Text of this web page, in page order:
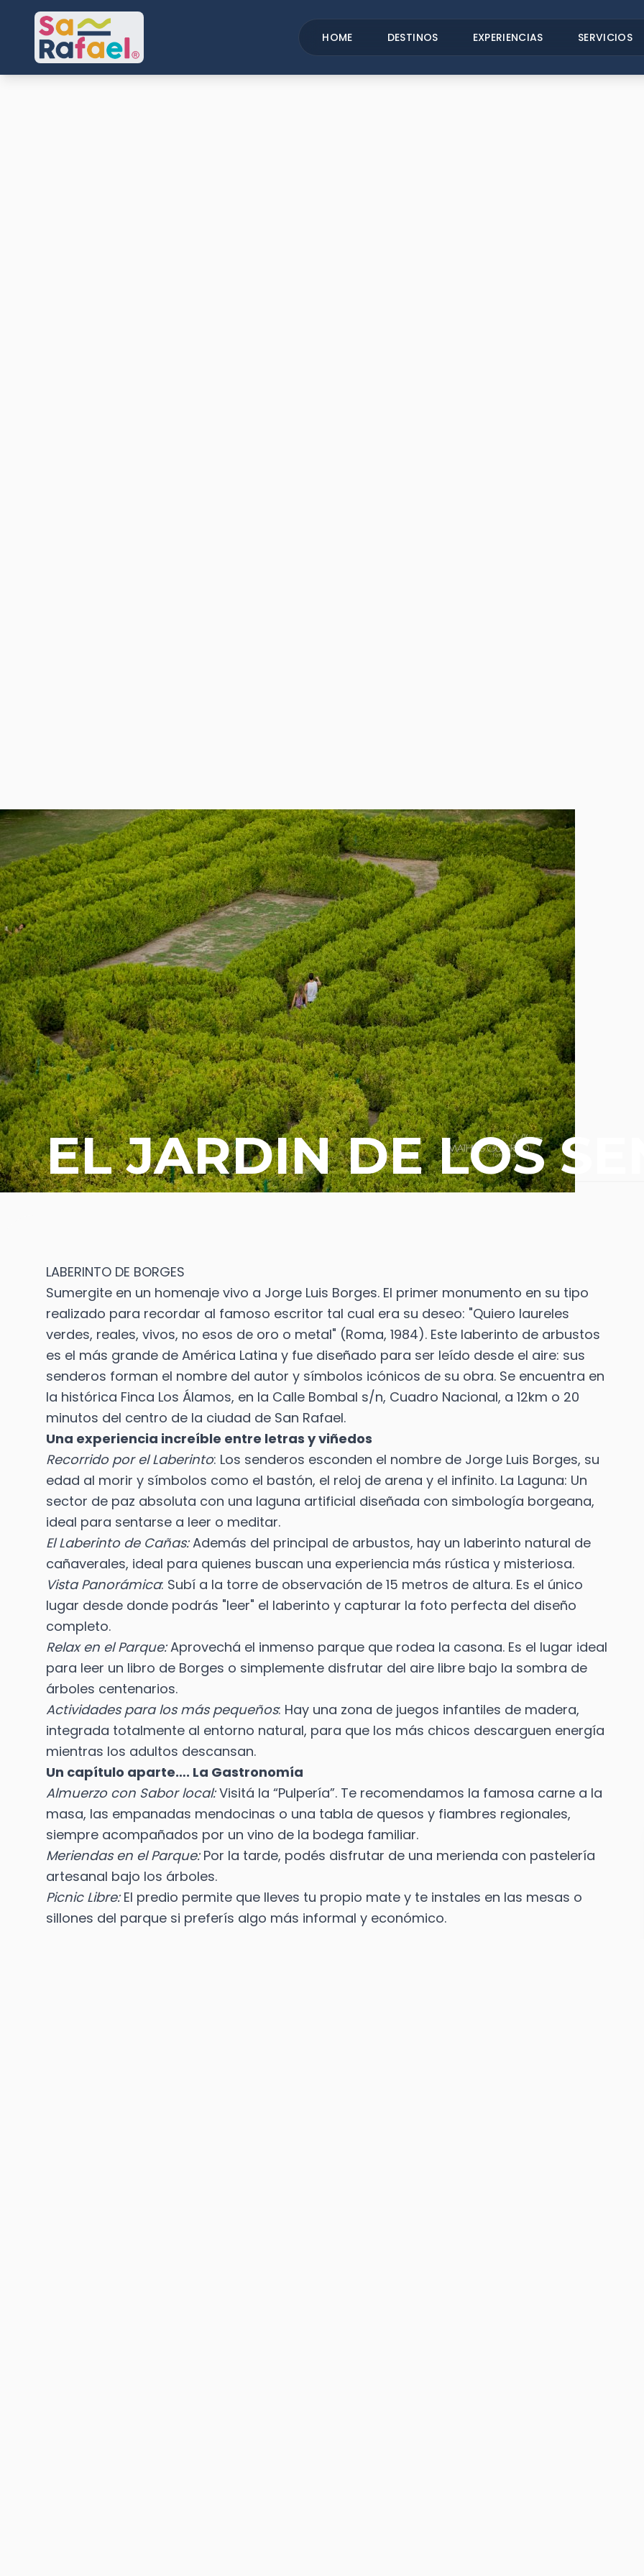
HOME DESTINOS EXPERIENCIAS SERVICIOS
EL JARDIN DE LOS
LABERINTO DE BORGES
Sumergite en un homenaje vivo a Jorge Luis Borges. El primer monumento en su tipo
realizado para recordar al famoso escritor tal cual era su deseo: "Quiero laureles
verdes, reales, vivos, no esos de oro o metal" (Roma, 1984). Este laberinto de arbustos
es el más grande de América Latina y fue diseñado para ser leído desde el aire: sus
senderos forman el nombre del autor y símbolos icónicos de su obra. Se encuentra en
la histórica Finca Los Álamos, en la Calle Bombal s/n, Cuadro Nacional, a 12km o 20
minutos del centro de la ciudad de San Rafael.
Una experiencia increíble entre letras y viñedos
Recorrido por el Laberinto: Los senderos esconden el nombre de Jorge Luis Borges, su
edad al morir y símbolos como el bastón, el reloj de arena y el infinito. La Laguna: Un
sector de paz absoluta con una laguna artificial diseñada con simbología borgeana,
ideal para sentarse a leer o meditar.
El Laberinto de Cañas:Además del principal de arbustos, hay un laberinto natural de
cañaverales, ideal para quienes buscan una experiencia más rústica y misteriosa.
Vista Panorámica: Subí a la torre de observación de 15 metros de altura. Es el único
lugar desde donde podrás "leer" el laberinto y capturar la foto perfecta del diseño
completo.
Relax en el Parque:Aprovechá el inmenso parque que rodea la casona. Es el lugar ideal
para leer un libro de Borges o simplemente disfrutar del aire libre bajo la sombra de
árboles centenarios.
Actividades para los más pequeños: Hay una zona de juegos infantiles de madera,
integrada totalmente al entorno natural, para que los más chicos descarguen energía
mientras los adultos descansan.
Un capítulo aparte…. La Gastronomía
Almuerzo con Sabor local:Visitá la “Pulpería”. Te recomendamos la famosa carne a la
masa, las empanadas mendocinas o una tabla de quesos y fiambres regionales,
siempre acompañados por un vino de la bodega familiar.
Meriendas en el Parque:Por la tarde, podés disfrutar de una merienda con pastelería
artesanal bajo los árboles.
Picnic Libre:El predio permite que lleves tu propio mate y te instales en las mesas o
sillones del parque si preferís algo más informal y económico.